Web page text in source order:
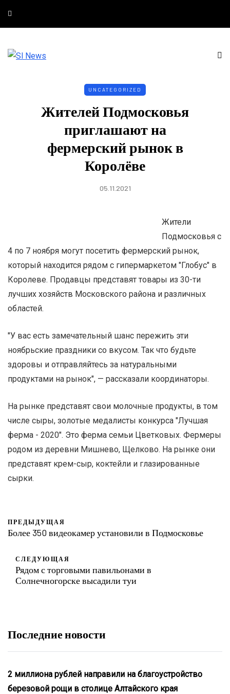
UNCATEGORIZED
Жителей Подмосковья
приглашают на
фермерский рынок в
Королёве
05.11.2021
Жители
Подмосковья с
4 по 7 ноября могут посетить фермерский рынок,
который находится рядом с гипермаркетом "Глобус" в
Королеве. Продавцы представят товары из 30-ти
лучших хозяйств Московского района и различных
областей.
"У вас есть замечательный шанс пережить эти
ноябрьские праздники со вкусом. Так что будьте
здоровы и отправляйтесь за натуральными
продуктами на рынок", — рассказали координаторы.
На рынке представят свои молочные продукты, в том
числе сыры, золотые медалисты конкурса "Лучшая
ферма - 2020". Это ферма семьи Цветковых. Фермеры
родом из деревни Мишнево, Щелково. На рынке они
представят крем-сыр, коктейли и глазированные
сырки.
ПРЕДЫДУЩАЯ
Более 350 видеокамер установили в Подмосковье
СЛЕДУЮЩАЯ
Рядом с торговыми павильонами в
Солнечногорске высадили туи
Последние новости
2 миллиона рублей направили на благоустройство
березовой рощи в столице Алтайского края